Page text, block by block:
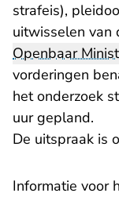
strafeis),
uitwisselen van
Openbaar
vorderingen
het onderzoek
uur gepland.
De uitspraak is
Informatie voor